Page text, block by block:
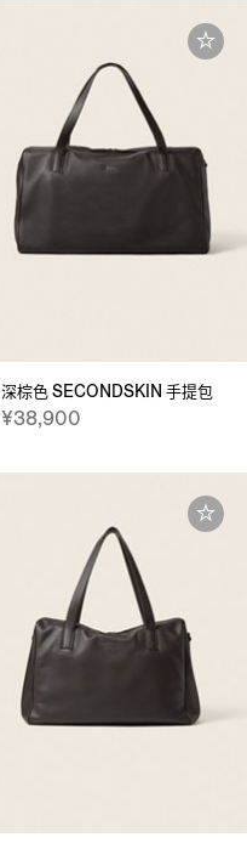
深棕色 SECONDSKIN 手提包
¥38,900